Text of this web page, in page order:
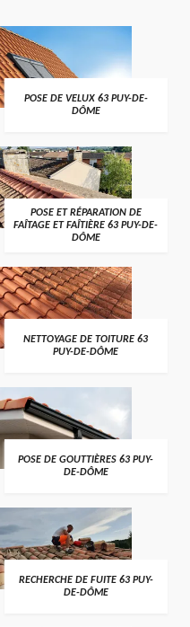
POSE DE VELUX 63 PUY-DE-
DÔME
POSE ET RÉPARATION DE
FAÎTAGE ET FAÎTIÈRE 63 PUY-DE-
DÔME
NETTOYAGE DE TOITURE 63
PUY-DE-DÔME
POSE DE GOUTTIÈRES 63 PUY-
DE-DÔME
RECHERCHE DE FUITE 63 PUY-
DE-DÔME